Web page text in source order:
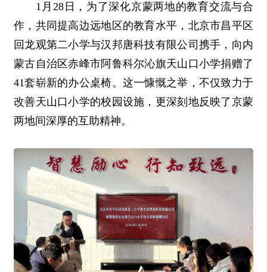
1月28日，为了深化京蒙两地的教育交流与合
作，共同提高边远地区的教育水平，北京市昌平区
回龙观第二小学与汉邦唐科技有限公司携手，向内
蒙古自治区赤峰市阿鲁科尔沁旗天山口小学捐赠了
41套崭新的办公桌椅。这一慷慨之举，不仅致力于
改善天山口小学的校园设施，更深刻地反映了京蒙
两地间深厚的互助精神。